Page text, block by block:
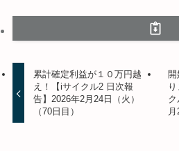
累計確定利益が１０万円越
え！【iサイクル2 日次報
告】2026年2月24日（火）
（70日目）